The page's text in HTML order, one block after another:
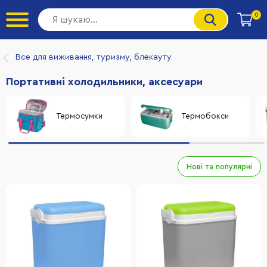
0
Все для виживання, туризму, блекауту
Портативні холодильники, аксесуари
Термосумки Термобокси
Нові та популярні